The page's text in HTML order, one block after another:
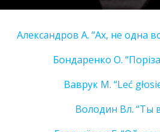
Александров А. “Ах, не одна
Бондаренко О.
Ваврук М. “Leć
Володин Вл. “Ты